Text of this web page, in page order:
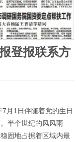
登报联系方
7月1日伴随着党的生日
半个世纪的风风雨
固地占据着区域内最